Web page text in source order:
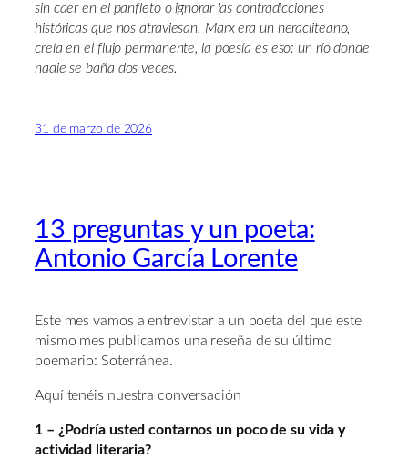
sin caer en el panfleto o ignorar las contradicciones
históricas que nos atraviesan. Marx era un heracliteano,
creía en el flujo permanente, la poesía es eso: un río donde
nadie se baña dos veces.
31 de marzo de 2026
13 preguntas y un poeta:
Antonio García Lorente
Este mes vamos a entrevistar a un poeta del que este
mismo mes publicamos una reseña de su último
poemario: Soterránea.
Aquí tenéis nuestra conversación
1 – ¿Podría usted contarnos un poco de su vida y
actividad literaria?